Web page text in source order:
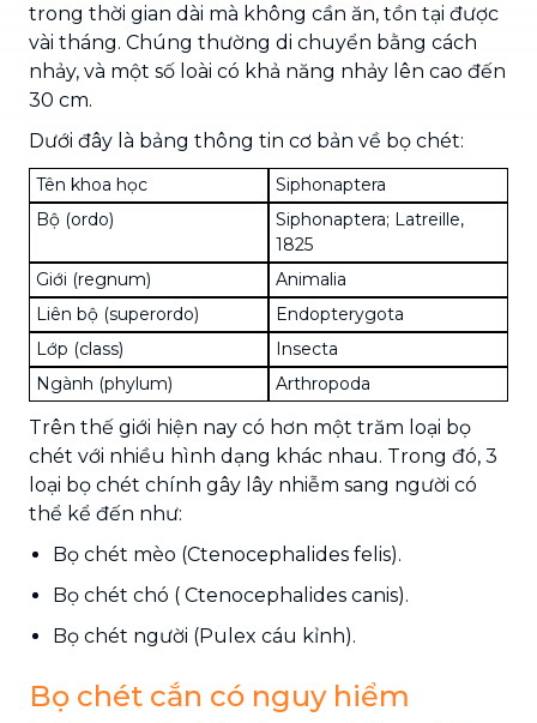
trong thời gian dài mà không cần ăn, tồn tại được
vài tháng. Chúng thường di chuyển bằng cách
nhảy, và một số loài có khả năng nhảy lên cao đến
30 cm.
Dưới đây là bảng thông tin cơ bản về bọ chét:
Tên khoa học
Siphonaptera
Bộ (ordo)
Siphonaptera; Latreille,
1825
Giới (regnum)
Animalia
Liên bộ (superordo)
Endopterygota
Lớp (class)
Insecta
Ngành (phylum)
Arthropoda
Trên thế giới hiện nay có hơn một trăm loại bọ
chét với nhiều hình dạng khác nhau. Trong đó, 3
loại bọ chét chính gây lây nhiễm sang người có
thể kể đến như:
Bọ chét mèo (Ctenocephalides felis).
Bọ chét chó ( Ctenocephalides canis).
Bọ chét người (Pulex cáu kỉnh).
Bọ chét cắn có nguy hiểm